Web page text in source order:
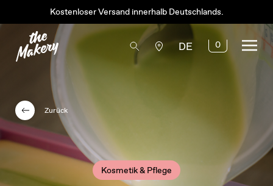
Kostenloser Versand innerhalb Deutschlands.
DE 0
Kosmetik & Pflege
Zurück